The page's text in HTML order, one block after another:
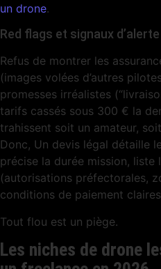
un drone.
Red flags et signaux
Refus de montrer les
(images volées d’autres
promesses irréalistes
tarifs cassés sous 300 € la
trahissent soit un amateur,
Donc, Un devis légal détaille
précise la durée mission, liste
(autorisations préfectorales,
conditions de paiement
Tout flou est un piège.
Les niches de drone